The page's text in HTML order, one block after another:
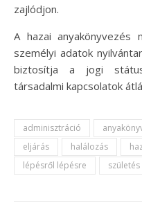
zajlódjon.
A hazai anyakönyvezés
személyi adatok
biztosítja a jogi
társadalmi kapcsolatok
adminisztráció
eljárás
halálozás
lépésről lépésre
születés